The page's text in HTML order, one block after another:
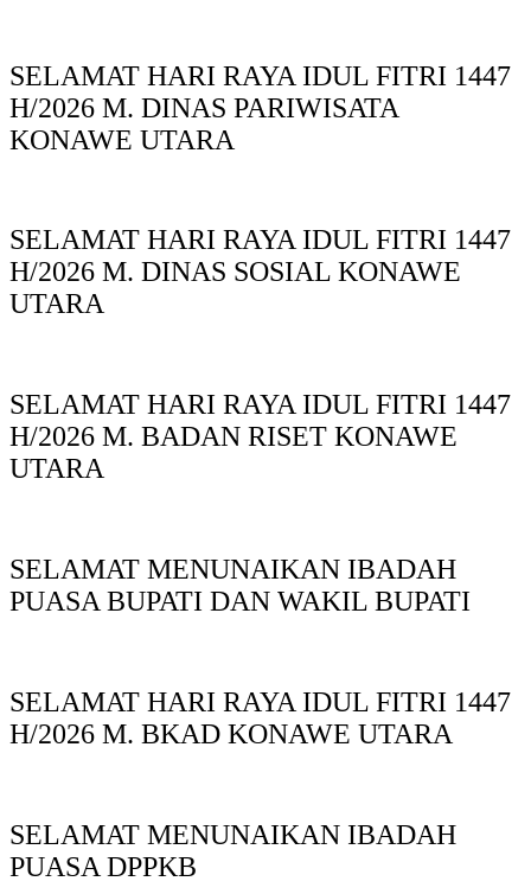
SELAMAT HARI RAYA IDUL FITRI 1447
H/2026 M. DINAS PARIWISATA
KONAWE UTARA
SELAMAT HARI RAYA IDUL FITRI 1447
H/2026 M. DINAS SOSIAL KONAWE
UTARA
SELAMAT HARI RAYA IDUL FITRI 1447
H/2026 M. BADAN RISET KONAWE
UTARA
SELAMAT MENUNAIKAN IBADAH
PUASA BUPATI DAN WAKIL BUPATI
SELAMAT HARI RAYA IDUL FITRI 1447
H/2026 M. BKAD KONAWE UTARA
SELAMAT MENUNAIKAN IBADAH
PUASA DPPKB